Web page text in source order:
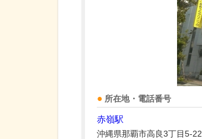
所在地・電話番号
赤嶺駅
沖縄県那覇市高良3丁目5-22